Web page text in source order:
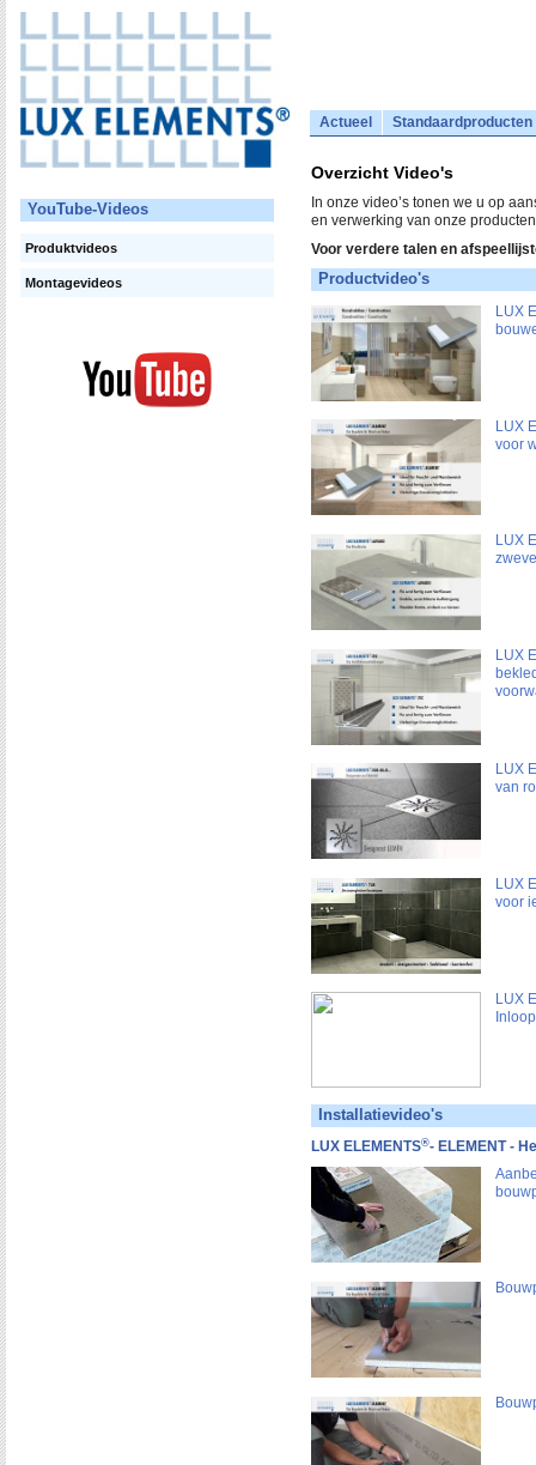
Actueel Standaardproducten
YouTube-Videos
Produktvideos
Montagevideos
Overzicht Video's
In onze video’s tonen we u op
en verwerking van onze
Voor verdere talen en
Productvideo's
LUX
LUX
voor
LUX
LUX
LUX
van
LUX
voor
LUX
Installatievideo's
LUX ELEMENTS®- ELEMENT -